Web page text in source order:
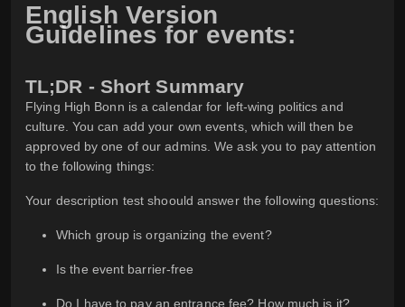
English Version
Guidelines for events:
TL;DR - Short Summary
Flying High Bonn is a calendar for left-wing politics and
culture. You can add your own events, which will then be
approved by one of our admins. We ask you to pay attention
to the following things:
Your description test shoould answer the following questions:
Which group is organizing the event?
Is the event barrier-free
Do I have to pay an entrance fee? How much is it?